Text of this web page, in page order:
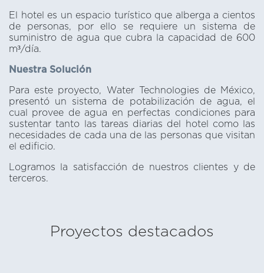
El hotel es un espacio turístico que alberga a cientos
de personas, por ello se requiere un sistema de
suministro de agua que cubra la capacidad de 600
m³/día.
Nuestra Solución
Para este proyecto, Water Technologies de México,
presentó un sistema de potabilización de agua, el
cual provee de agua en perfectas condiciones para
sustentar tanto las tareas diarias del hotel como las
necesidades de cada una de las personas que visitan
el edificio.
Logramos la satisfacción de nuestros clientes y de
terceros.
Proyectos destacados